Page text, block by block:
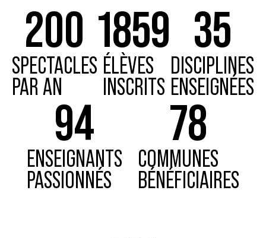
SPECTACLES
PAR AN
200
ÉLÈVES
INSCRITS
1859
DISCIPLINES
ENSEIGNÉES
35
ENSEIGNANTS
PASSIONNÉS
94
COMMUNES
BÉNÉFICIAIRES
78